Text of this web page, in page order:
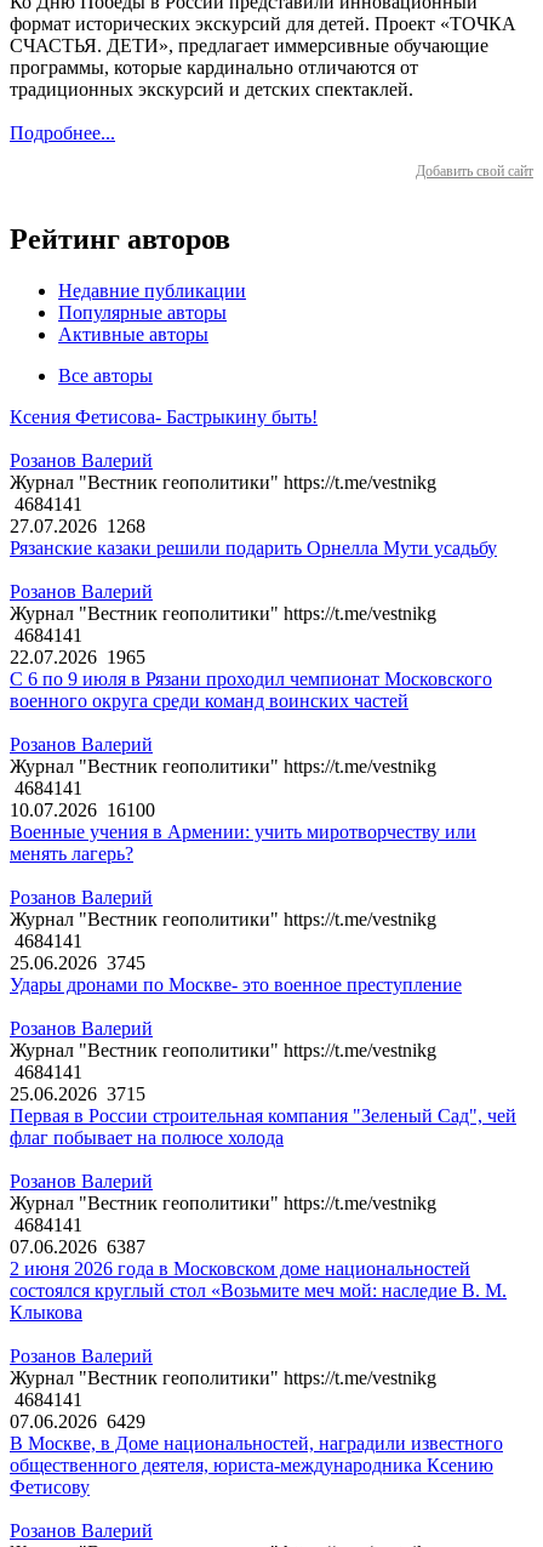
формат исторических экскурсий для детей. Проект «ТОЧКА
СЧАСТЬЯ. ДЕТИ», предлагает иммерсивные обучающие
программы, которые кардинально отличаются от
традиционных экскурсий и детских спектаклей.
Подробнее...
Добавить свой сайт
Рейтинг авторов
Недавние публикации
Популярные авторы
Активные авторы
Все авторы
Ксения Фетисова- Бастрыкину быть!
Розанов Валерий
Журнал "Вестник геополитики" https://t.me/vestnikg
4684141
27.07.2026 1268
Рязанские казаки решили подарить Орнелла Мути усадьбу
Розанов Валерий
Журнал "Вестник геополитики" https://t.me/vestnikg
4684141
22.07.2026 1965
С 6 по 9 июля в Рязани проходил чемпионат Московского
военного округа среди команд воинских частей
Розанов Валерий
Журнал "Вестник геополитики" https://t.me/vestnikg
4684141
10.07.2026 16100
Военные учения в Армении: учить миротворчеству или
менять лагерь?
Розанов Валерий
Журнал "Вестник геополитики" https://t.me/vestnikg
4684141
25.06.2026 3745
Удары дронами по Москве- это военное преступление
Розанов Валерий
Журнал "Вестник геополитики" https://t.me/vestnikg
4684141
25.06.2026 3715
Первая в России строительная компания "Зеленый Сад", чей
флаг побывает на полюсе холода
Розанов Валерий
Журнал "Вестник геополитики" https://t.me/vestnikg
4684141
07.06.2026 6387
2 июня 2026 года в Московском доме национальностей
состоялся круглый стол «Возьмите меч мой: наследие В. М.
Клыкова
Розанов Валерий
Журнал "Вестник геополитики" https://t.me/vestnikg
4684141
07.06.2026 6429
В Москве, в Доме национальностей, наградили известного
общественного деятеля, юриста-международника Ксению
Фетисову
Розанов Валерий